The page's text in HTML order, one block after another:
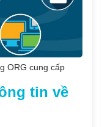
ORG cung cấp
tin về